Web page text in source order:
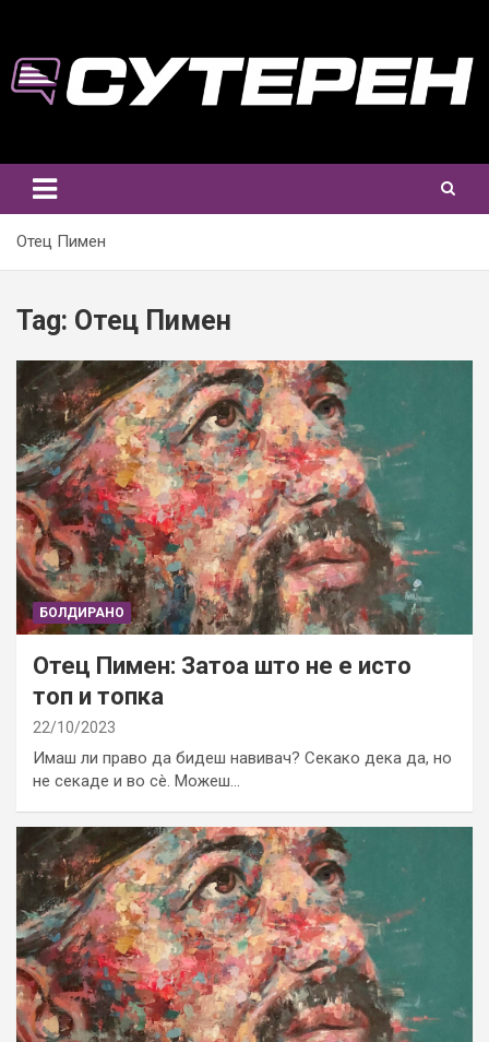
content
Отец Пимен
Tag: Отец Пимен
БОЛДИРАНО
Отец Пимен: Затоа што не е исто
топ и топка
22/10/2023
Имаш ли право да бидеш навивач? Секако дека да, но
не секаде и во сè. Можеш…